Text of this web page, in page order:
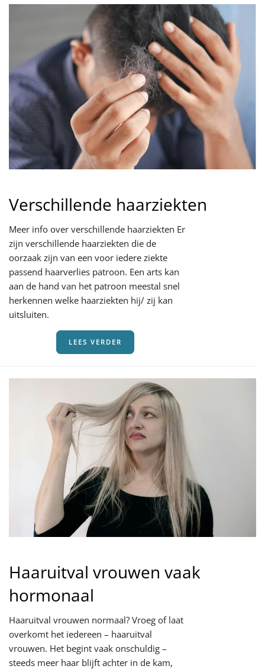
Verschillende haarziekten
Meer info over verschillende haarziekten Er
zijn verschillende haarziekten die de
oorzaak zijn van een voor iedere ziekte
passend haarverlies patroon. Een arts kan
aan de hand van het patroon meestal snel
herkennen welke haarziekten hij/ zij kan
uitsluiten.
LEES VERDER
Haaruitval vrouwen vaak
hormonaal
Haaruitval vrouwen normaal? Vroeg of laat
overkomt het iedereen – haaruitval
vrouwen. Het begint vaak onschuldig –
steeds meer haar blijft achter in de kam,